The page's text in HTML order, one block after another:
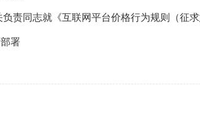
责同志就《互联网平台价格行为规则（征
署